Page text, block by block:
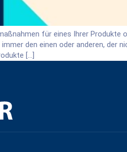
für eines Ihrer Produkte
den einen oder anderen,
[…]